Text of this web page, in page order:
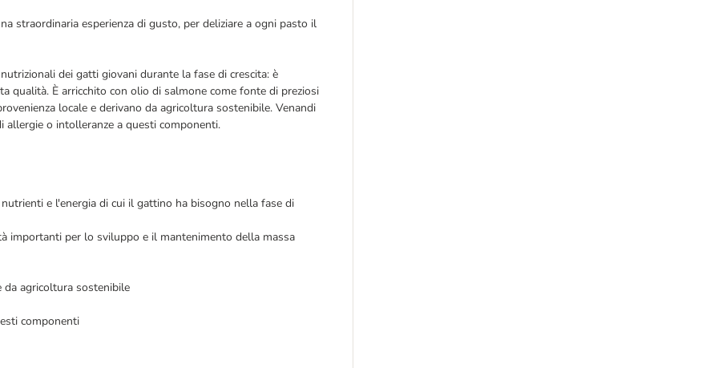
straordinaria esperienza di gusto, per deliziare a ogni pasto il
dei gatti giovani durante la fase di crescita: è
qualità. È arricchito con olio di salmone come fonte di preziosi
locale e derivano da agricoltura sostenibile. Venandi
allergie o intolleranze a questi componenti.
e l'energia di cui il gattino ha bisogno nella fase di
importanti per lo sviluppo e il mantenimento della massa
da agricoltura sostenibile
componenti